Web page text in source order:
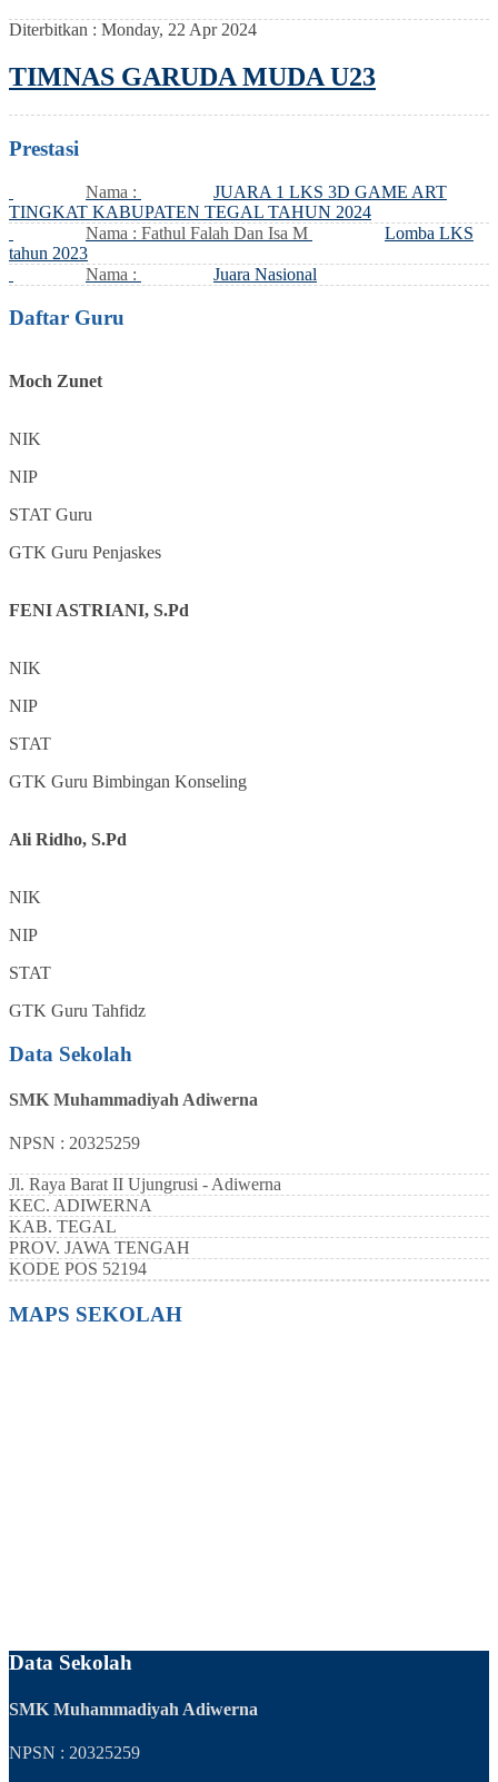
Diterbitkan : Monday, 22 Apr 2024
TIMNAS GARUDA MUDA U23
Prestasi
Nama :
JUARA 1 LKS 3D GAME ART
TINGKAT KABUPATEN TEGAL TAHUN 2024
Nama : Fathul Falah Dan Isa M
Lomba LKS
tahun 2023
Nama :
Juara Nasional
Daftar Guru
Moch Zunet
NIK
NIP
STAT Guru
GTK Guru Penjaskes
FENI ASTRIANI, S.Pd
NIK
NIP
STAT
GTK Guru Bimbingan Konseling
Ali Ridho, S.Pd
NIK
NIP
STAT
GTK Guru Tahfidz
Data Sekolah
SMK Muhammadiyah Adiwerna
NPSN : 20325259
Jl. Raya Barat II Ujungrusi - Adiwerna
KEC. ADIWERNA
KAB. TEGAL
PROV. JAWA TENGAH
KODE POS 52194
MAPS SEKOLAH
Data Sekolah
SMK Muhammadiyah Adiwerna
NPSN : 20325259